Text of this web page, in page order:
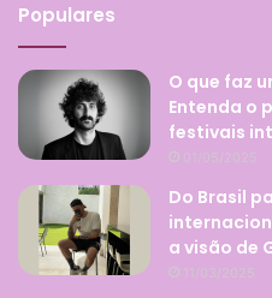
Populares
O que faz
Entenda o
festivais
01/05/2025
Do Brasil
a visão de
11/03/2025